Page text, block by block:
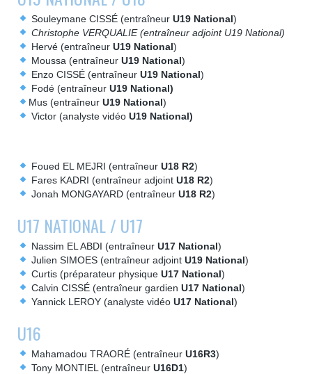
Souleymane CISSÉ (entraîneur U19 National)
Christophe VERQUALIE (entraîneur adjoint U19 National)
Hervé (entraîneur U19 National)
Moussa (entraîneur U19 National)
Enzo CISSÉ (entraîneur U19 National)
Fodé (entraîneur U19 National)
Mus (entraîneur U19 National)
Victor (analyste vidéo U19 National)
Foued EL MEJRI (entraîneur U18 R2)
Fares KADRI (entraîneur adjoint U18 R2)
Jonah MONGAYARD (entraîneur U18 R2)
U17 NATIONAL / U17
Nassim EL ABDI (entraîneur U17 National)
Julien SIMOES (entraîneur adjoint U19 National)
Curtis (préparateur physique U17 National)
Calvin CISSÉ (entraîneur gardien U17 National)
Yannick LEROY (analyste vidéo U17 National)
U16
Mahamadou TRAORÉ (entraîneur U16R3)
Tony MONTIEL (entraîneur U16D1)